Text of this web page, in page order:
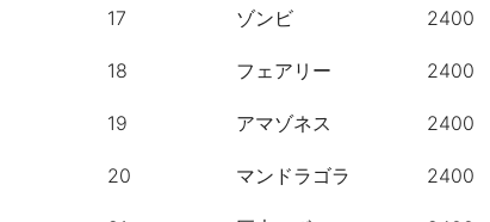
17 ゾンビ 2400
18 フェアリー 2400
19 アマゾネス 2400
20 マンドラゴラ 2400